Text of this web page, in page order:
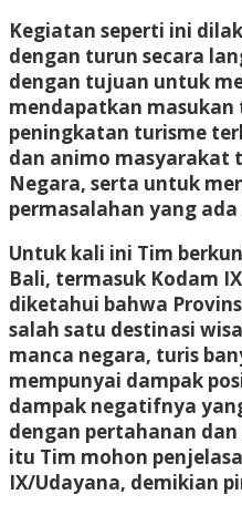
Kegiatan seperti ini
dengan turun secara
dengan tujuan untuk
mendapatkan
peningkatan turisme
dan animo masyarakat
Negara, serta untuk
permasalahan yang
Untuk kali ini Tim
Bali, termasuk Kodam
diketahui bahwa
salah satu destinasi
manca negara, turis
mempunyai dampak
dampak negatifnya
dengan pertahanan
itu Tim mohon
IX/Udayana, demikian